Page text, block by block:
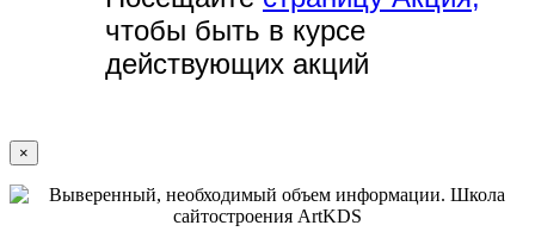
чтобы быть в курсе
действующих акций
×